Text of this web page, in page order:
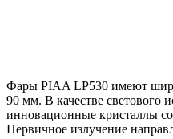
Фары PIAA LP530 имеют
90 мм. В качестве светового
инновационные кристаллы
Первичное излучение